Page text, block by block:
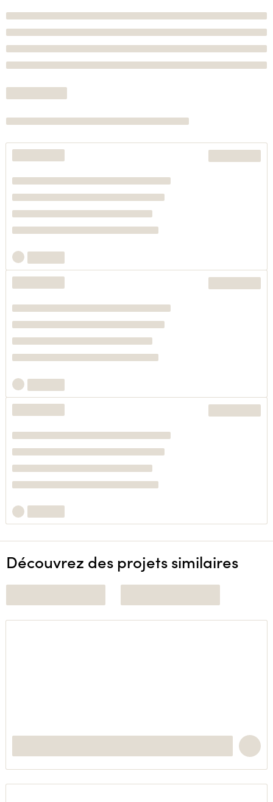
Découvrez des projets similaires